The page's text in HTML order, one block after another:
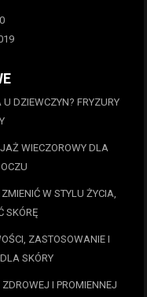
DZIEWCZYN? FRYZURY
WIECZOROWY DLA
W STYLU ŻYCIA,
SKÓRĘ
ZASTOSOWANIE I
SKÓRY
I PROMIENNEJ